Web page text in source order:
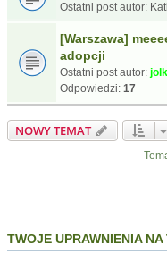
Ostatni post autor:
[Warszawa]
adopcji
Ostatni post autor:
Odpowiedzi: 17
NOWY TEMAT
TWOJE UPRAWNIENIA NA